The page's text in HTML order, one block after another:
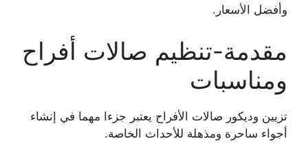
وأفضل الأسعار.
مقدمة-تنظيم صالات أفراح
ومناسبات
تزيين وديكور صالات الأفراح يعتبر جزءا مهما في إنشاء
أجواء ساحرة ومذهلة للأحداث الخاصة.